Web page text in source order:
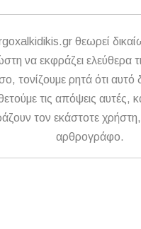
θεωρεί
να εκφράζει ελεύθερα
τονίζουμε ρητά ότι αυτό
τις απόψεις αυτές,
τον εκάστοτε
αρθρογράφο.